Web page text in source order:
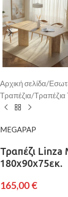
Αρχική σελίδα/
Τραπέζια/Τραπέζια
MEGAPAP
Τραπέζι
180x90x75εκ.
165,00€